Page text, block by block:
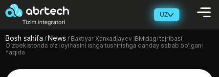
UZ
Bosh sahifa / News / Baxtiyar Xanxadjayev IBM’dagi tajribasi
O‘zbekistonda o‘z loyihasini ishga tushirishga qanday sabab bo‘lgani
haqida